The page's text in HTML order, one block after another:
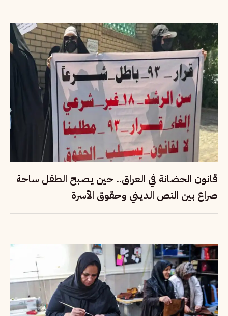
قانون الحضانة في العراق.. حين يصبح الطفل ساحة
صراع بين النص الديني وحقوق الأسرة